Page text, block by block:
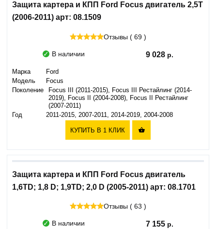
Защита картера и КПП Ford Focus двигатель 2,5T
(2006-2011) арт: 08.1509
Отзывы ( 69 )
В наличии 9 028
Марка
Ford
Модель
Focus
Поколение
Focus III (2011-2015), Focus III Рестайлинг (2014-
2019), Focus II (2004-2008), Focus II Рестайлинг
(2007-2011)
Год
2011-2015, 2007-2011, 2014-2019, 2004-2008
КУПИТЬ В 1 КЛИК 
Защита картера и КПП Ford Focus двигатель
1,6TD; 1,8 D; 1,9TD; 2,0 D (2005-2011) арт: 08.1701
Отзывы ( 63 )
В наличии 7 155